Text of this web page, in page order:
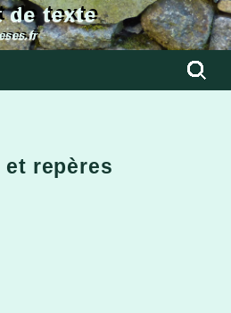
de texte
repères